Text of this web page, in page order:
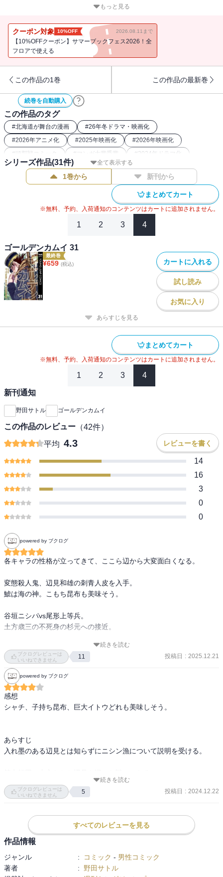
三の暗躍、第七師団内部の抗争!! 急転！ 二転三転四転五転!! 試
もっと見る
クーポン対象 10%OFF 2026.08.11まで
【10%OFFクーポン】サマーブックフェス2026！全
フロアで使える
この作品の1巻 この作品の最新巻
続巻を自動購入
この作品のタグ
#北海道が舞台の漫画 #26年冬ドラマ・映画化
#2026年アニメ化 #2025年映画化 #2026年映画化
# 頭脳戦コミック # マンガ大賞受賞 #2024年ドラマ化
#バディコミック #刑務所 #2023年アニメ化
2018年アニメ化 # 2022年アニメ化
#
最強主人公コミック
2020年アニメ化 # 2024年映画化
全て表示する
シリーズ作品(31件)
1巻から 新刊から
まとめてカート
※無料、予約、入荷通知のコンテンツはカートに追加されません。
1 2 3 4
ゴールデンカムイ 31
最終巻
¥659 (税込) カートに入れる
試し読み
お気に入り
あらすじを見る
まとめてカート
※無料、予約、入荷通知のコンテンツはカートに追加されません。
1 2 3 4
新刊通知
野田サトル ゴールデンカムイ
この作品のレビュー （42件）
平均 4.3 レビューを書く
14
16
3
0
0
powered by ブクログ
各キャラの性格が立ってきて、ここら辺から大変面白くなる。
変態殺人鬼、辺見和雄の刺青人皮を入手。
鯱は海の神。こもち昆布も美味そう。
谷垣ニシパvs尾形上等兵。
土方歳三の不死身の杉元への接近。
人魚の不老不死伝説『八尾比丘尼』の話は切ない。どこかで聴いた
話だが、何処だろう。
キロランケニシパが登場し、のっぺらぼうはアシリパの父と知る。
アシリパ一行は網走監獄を目指す。
続きを読む
ブクログレビューは
いいねできません
11 投稿日 : 2025.12.21
powered by ブクログ
感想
シャチ、子持ち昆布、巨大イトウどれも美味しそう。
あらすじ
入れ墨のある辺見とは知らずにニシン漁について説明を受ける。
谷垣は第七師団の同僚に見つかるが、なんとか返り討ちにする。
アシリパの母親と父親の情報が分かる。
続きを読む
ブクログレビューは
いいねできません
5 投稿日 : 2024.12.22
すべてのレビューを見る
作品情報
ジャンル : コミック - 男性コミック
著者
:
野田サトル